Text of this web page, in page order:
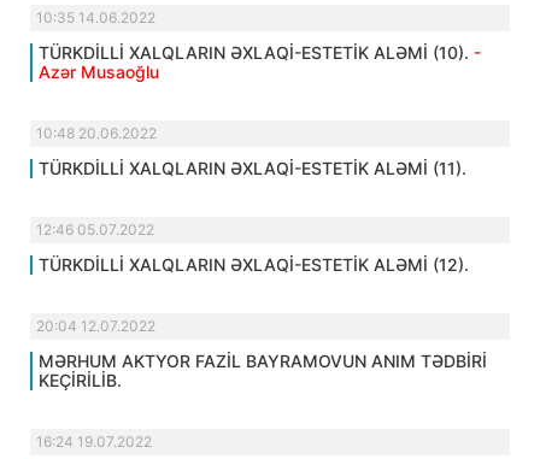
10:35 14.06.2022
TÜRKDİLLİ XALQLARIN ƏXLAQİ-ESTETİK ALƏMİ (10). -
Azər Musaoğlu
10:48 20.06.2022
TÜRKDİLLİ XALQLARIN ƏXLAQİ-ESTETİK ALƏMİ (11).
12:46 05.07.2022
TÜRKDİLLİ XALQLARIN ƏXLAQİ-ESTETİK ALƏMİ (12).
20:04 12.07.2022
MƏRHUM AKTYOR FAZİL BAYRAMOVUN ANIM TƏDBİRİ
KEÇİRİLİB.
16:24 19.07.2022